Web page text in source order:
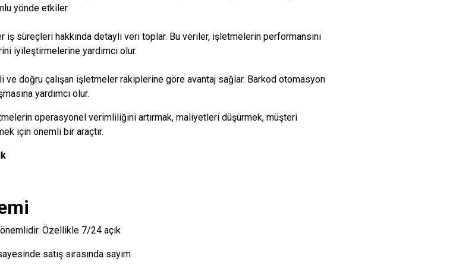
yönde etkiler.
süreçleri hakkında detaylı veri toplar. Bu veriler, işletmelerin performansını
iyileştirmelerine yardımcı olur.
ve doğru çalışan işletmeler rakiplerine göre avantaj sağlar. Barkod otomasyon
yardımcı olur.
operasyonel verimliliğini artırmak, maliyetleri düşürmek, müşteri
için önemli bir araçtır.
Özellikle 7/24 açık
satış sırasında sayım